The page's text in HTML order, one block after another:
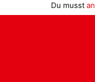
Du musst